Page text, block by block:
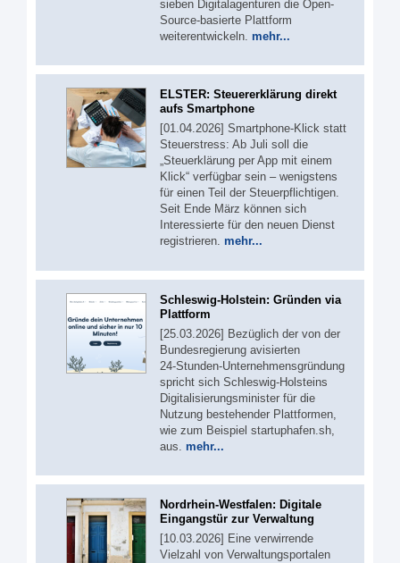
sieben Digitalagenturen die Open-
Source-basierte Plattform
weiterentwickeln. mehr...
ELSTER: Steuererklärung direkt
aufs Smartphone
[01.04.2026] Smartphone-Klick statt
Steuerstress: Ab Juli soll die
„Steuerklärung per App mit einem
Klick“ verfügbar sein – wenigstens
für einen Teil der Steuerpflichtigen.
Seit Ende März können sich
Interessierte für den neuen Dienst
registrieren. mehr...
Schleswig-Holstein: Gründen via
Plattform
[25.03.2026] Bezüglich der von der
Bundesregierung avisierten
24‑Stunden‑Unternehmensgründung
spricht sich Schleswig-Holsteins
Digitalisierungsminister für die
Nutzung bestehender Plattformen,
wie zum Beispiel startuphafen.sh,
aus. mehr...
Nordrhein-Westfalen: Digitale
Eingangstür zur Verwaltung
[10.03.2026] Eine verwirrende
Vielzahl von Verwaltungsportalen